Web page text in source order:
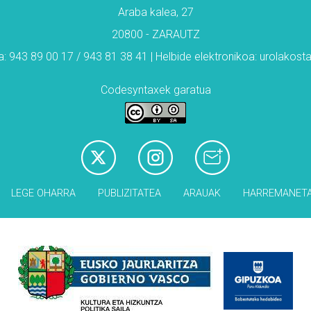
Araba kalea, 27
20800 - ZARAUTZ
943 89 00 17 / 943 81 38 41 | Helbide elektronikoa:
Codesyntaxek garatua
LEGE OHARRA PUBLIZITATEA ARAUAK